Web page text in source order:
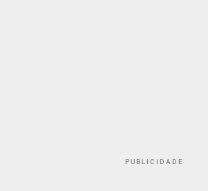
PUBLICIDADE